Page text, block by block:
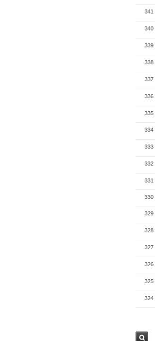
341
340
339
338
337
336
335
334
333
332
331
330
329
328
327
326
325
324